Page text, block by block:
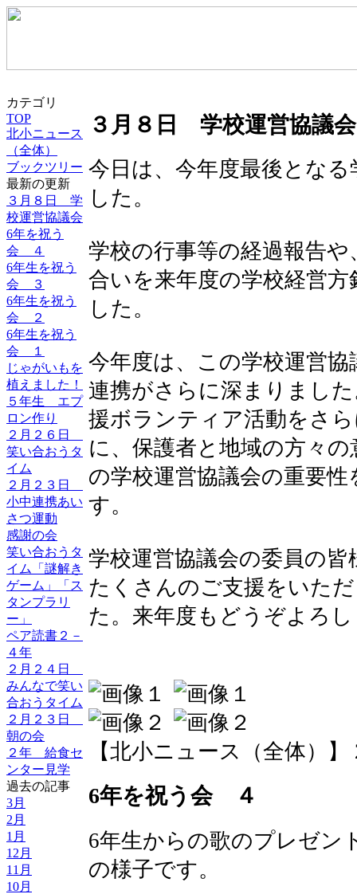
カテゴリ
TOP
北小ニュース
（全体）
ブックツリー
最新の更新
３月８日 学
校運営協議会
6年を祝う
会 ４
6年生を祝う
会 ３
6年生を祝う
会 ２
6年生を祝う
会 １
じゃがいもを
植えました！
５年生 エプ
ロン作り
２月２６日
笑い合おうタ
イム
２月２３日
小中連携あい
さつ運動
感謝の会
笑い合おうタ
イム「謎解き
ゲーム」「ス
タンプラリ
ー」
ペア読書２－
４年
２月２４日
みんなで笑い
合おうタイム
２月２３日
朝の会
２年 給食セ
ンター見学
過去の記事
3月
2月
1月
12月
11月
10月
３月８日 学校運営協議会
今日は、今年度最後とな
した。
学校の行事等の経過報告
合いを来年度の学校経営
した。
今年度は、この学校運営
連携がさらに深まりまし
援ボランティア活動をさ
に、保護者と地域の方々
の学校運営協議会の重要
す。
学校運営協議会の委員の
たくさんのご支援をいた
た。来年度もどうぞよろ
【北小ニュース（全体）】
6年を祝う会 ４
6年生からの歌のプレゼン
の様子です。